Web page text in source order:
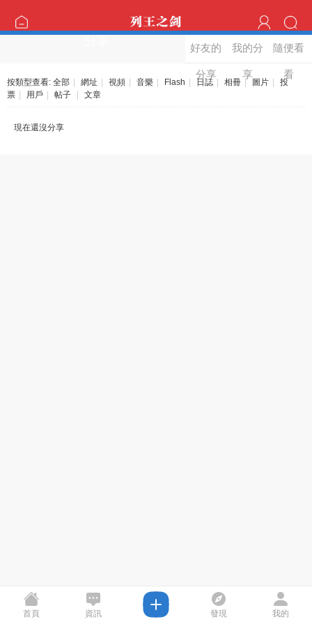
好友的
分享
我的分
享
隨便看
看
按類型查看: 全部 網址 視頻 音樂 Flash 日誌 相冊 | 圖片
投
票
用戶 帖子 文章
現在還沒分享
首頁 資訊 發現 我的